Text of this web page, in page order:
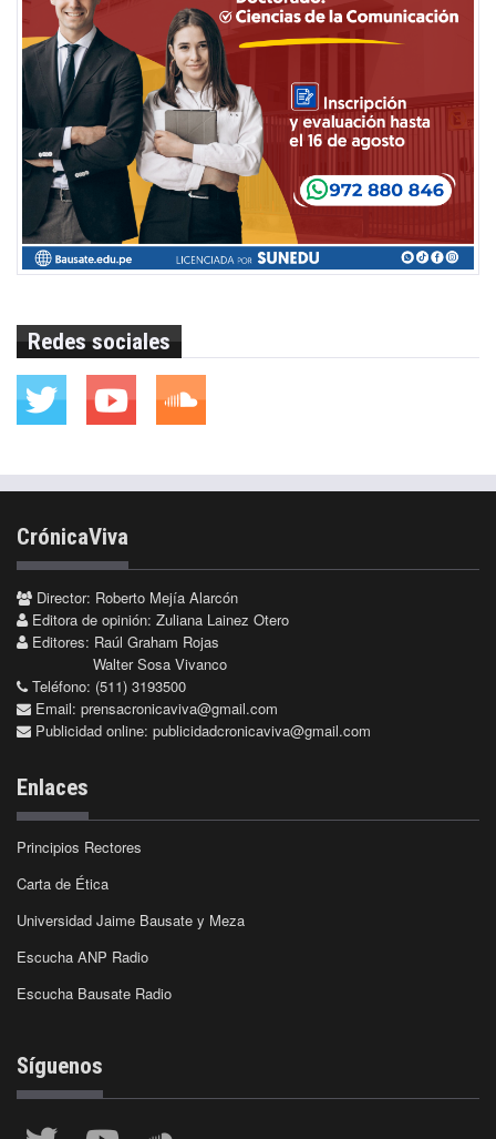
Redes sociales
CrónicaViva
Director: Roberto Mejía Alarcón
Editora de opinión: Zuliana Lainez Otero
Editores: Raúl Graham Rojas
Walter Sosa Vivanco
Teléfono: (511) 3193500
Email: prensacronicaviva@gmail.com
Publicidad online: publicidadcronicaviva@gmail.com
Enlaces
Principios Rectores
Carta de Ética
Universidad Jaime Bausate y Meza
Escucha ANP Radio
Escucha Bausate Radio
Síguenos